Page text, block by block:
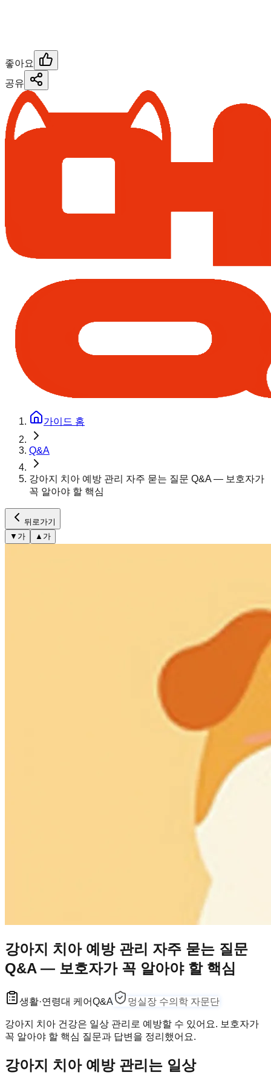
좋아요
공유
가이드 홈
Q&A
강아지 치아 예방 관리 자주 묻는 질문 Q&A — 보호자가
꼭 알아야 할 핵심
뒤로가기
▼ 가 ▲ 가
강아지 치아 예방 관리 자주 묻는 질문
Q&A — 보호자가 꼭 알아야 할 핵심
생활·연령대 케어Q&A 멍실장 수의학 자문단
강아지 치아 건강은 일상 관리로 예방할 수 있어요. 보호자가
꼭 알아야 할 핵심 질문과 답변을 정리했어요.
강아지 치아 예방 관리는 일상